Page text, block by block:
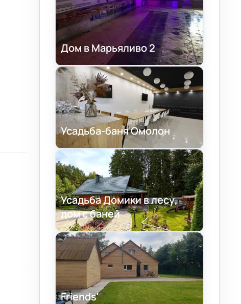
Дом в Марьяливо 2
Усадьба-баня Омолон
Усадьба Домики в лесу,
дом с баней
Friends'